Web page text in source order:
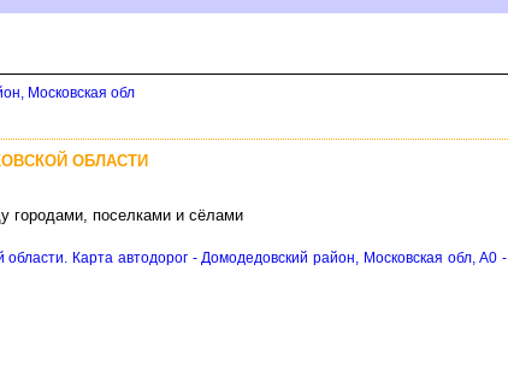
Московская обл
ОБЛАСТИ
городами, поселками и сёлами
Карта автодорог - Домодедовский район, Московская обл, A0 -